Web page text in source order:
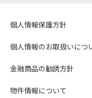
個人情報保護方針
個人情報のお取扱いにつ
金融商品の勧誘方針
物件情報について